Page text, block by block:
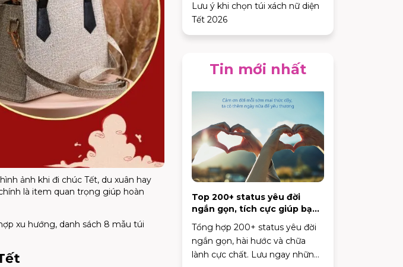
ảnh khi đi chúc Tết, du xuân hay
là item quan trọng giúp hoàn
xu hướng, danh sách 8 mẫu túi
Lưu ý khi chọn túi xách nữ diện
Tết 2026
Tin mới nhất
Top 200+ status yêu đời
ngắn gọn, tích cực giúp bạn
vui vẻ mỗi ngày
Tổng hợp 200+ status yêu đời
ngắn gọn, hài hước và chữa
lành cực chất. Lưu ngay những